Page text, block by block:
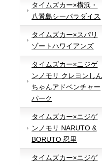
タイムズカー×横浜・
八景島シーパラダイス
タイムズカー×スパリ
ゾートハワイアンズ
タイムズカー×ニジゲ
ンノモリ クレヨンしん
ちゃんアドベンチャー
パーク
タイムズカー×ニジゲ
ンノモリ NARUTO &
BORUTO 忍里
タイムズカー×ニジゲ